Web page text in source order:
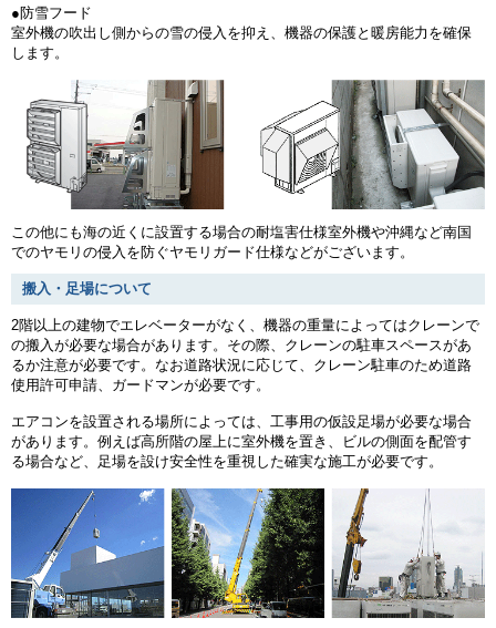
●防雪フード
室外機の吹出し側からの雪の侵入を抑え、機器の保護と暖房能力を確保
します。
この他にも海の近くに設置する場合の耐塩害仕様室外機や沖縄など南国
でのヤモリの侵入を防ぐヤモリガード仕様などがございます。
搬入・足場について
2階以上の建物でエレベーターがなく、機器の重量によってはクレーンで
の搬入が必要な場合があります。その際、クレーンの駐車スペースがあ
るか注意が必要です。なお道路状況に応じて、クレーン駐車のため道路
使用許可申請、ガードマンが必要です。
エアコンを設置される場所によっては、工事用の仮設足場が必要な場合
があります。例えば高所階の屋上に室外機を置き、ビルの側面を配管す
る場合など、足場を設け安全性を重視した確実な施工が必要です。